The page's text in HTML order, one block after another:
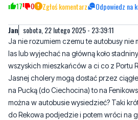
17 0 Zgłoś komentarz Odpowiedz na
Jan sobota, 22 lutego 2025 - 23:39:11
Ja nie rozumiem czemu te autobusy nie
las lub wyjechać na główną koło
wszyskich mieszkańców a ci co z Portu
Jasnej cholery mogą dostać przez
na Pucką (do Ciechocina) to na
można w autobusie wysiedzieć? Taki
do Rekowa podjedzie i potem wróci na